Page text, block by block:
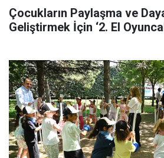
Çocukların Paylaşma ve
Geliştirmek İçin ‘2. El